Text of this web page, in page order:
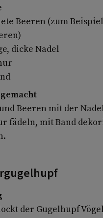
Beeren (zum Beispiel
dicke Nadel
gemacht
Beeren mit der
fädeln, mit Band
der Gugelhupf